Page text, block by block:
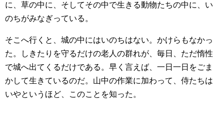
に、草の中に、そしてその中で生きる動物たちの中に、い
のちがみなぎっている。
そこへ行くと、城の中にはいのちはない。かけらもなかっ
た。しきたりを守るだけの老人の群れが、毎日、ただ惰性
で城へ出てくるだけである。早く言えば、一日一日をごま
かして生きているのだ。山中の作業に加わって、侍たちは
いやというほど、このことを知った。